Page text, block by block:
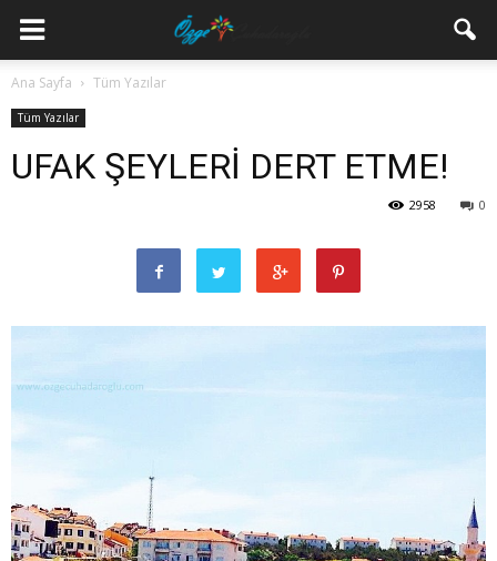
Ana Sayfa Tüm Yazılar
Tüm Yazılar
UFAK ŞEYLERİ DERT ETME!
0
2958